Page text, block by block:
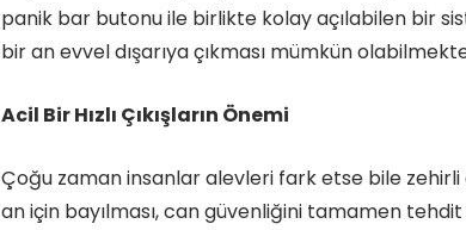
panik bar butonu ile birlikte kolay açılabilen bir
bir an evvel dışarıya çıkması mümkün
Acil Bir Hızlı Çıkışların Önemi
Çoğu zaman insanlar alevleri fark etse bile
an için bayılması, can güvenliğini tamamen